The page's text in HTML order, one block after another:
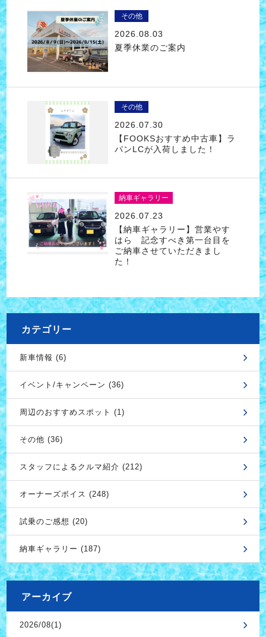
その他
2026.08.03
夏季休業のご案内
その他
2026.07.30
【FOOKSおすすめ中古車】ラ
パンLCが入荷しました！
納車ギャラリー
2026.07.23
【納車ギャラリー】営業やす
はら 記念すべき第一台目を
ご納車させていただきまし
た！
カテゴリー
新車情報 (6)
イベント/キャンペーン (36)
周辺のおすすめスポット (1)
その他 (36)
スタッフによるクルマ紹介 (212)
オーナーズボイス (248)
試乗のご感想 (20)
納車ギャラリー (187)
アーカイブ
2026/08(1)